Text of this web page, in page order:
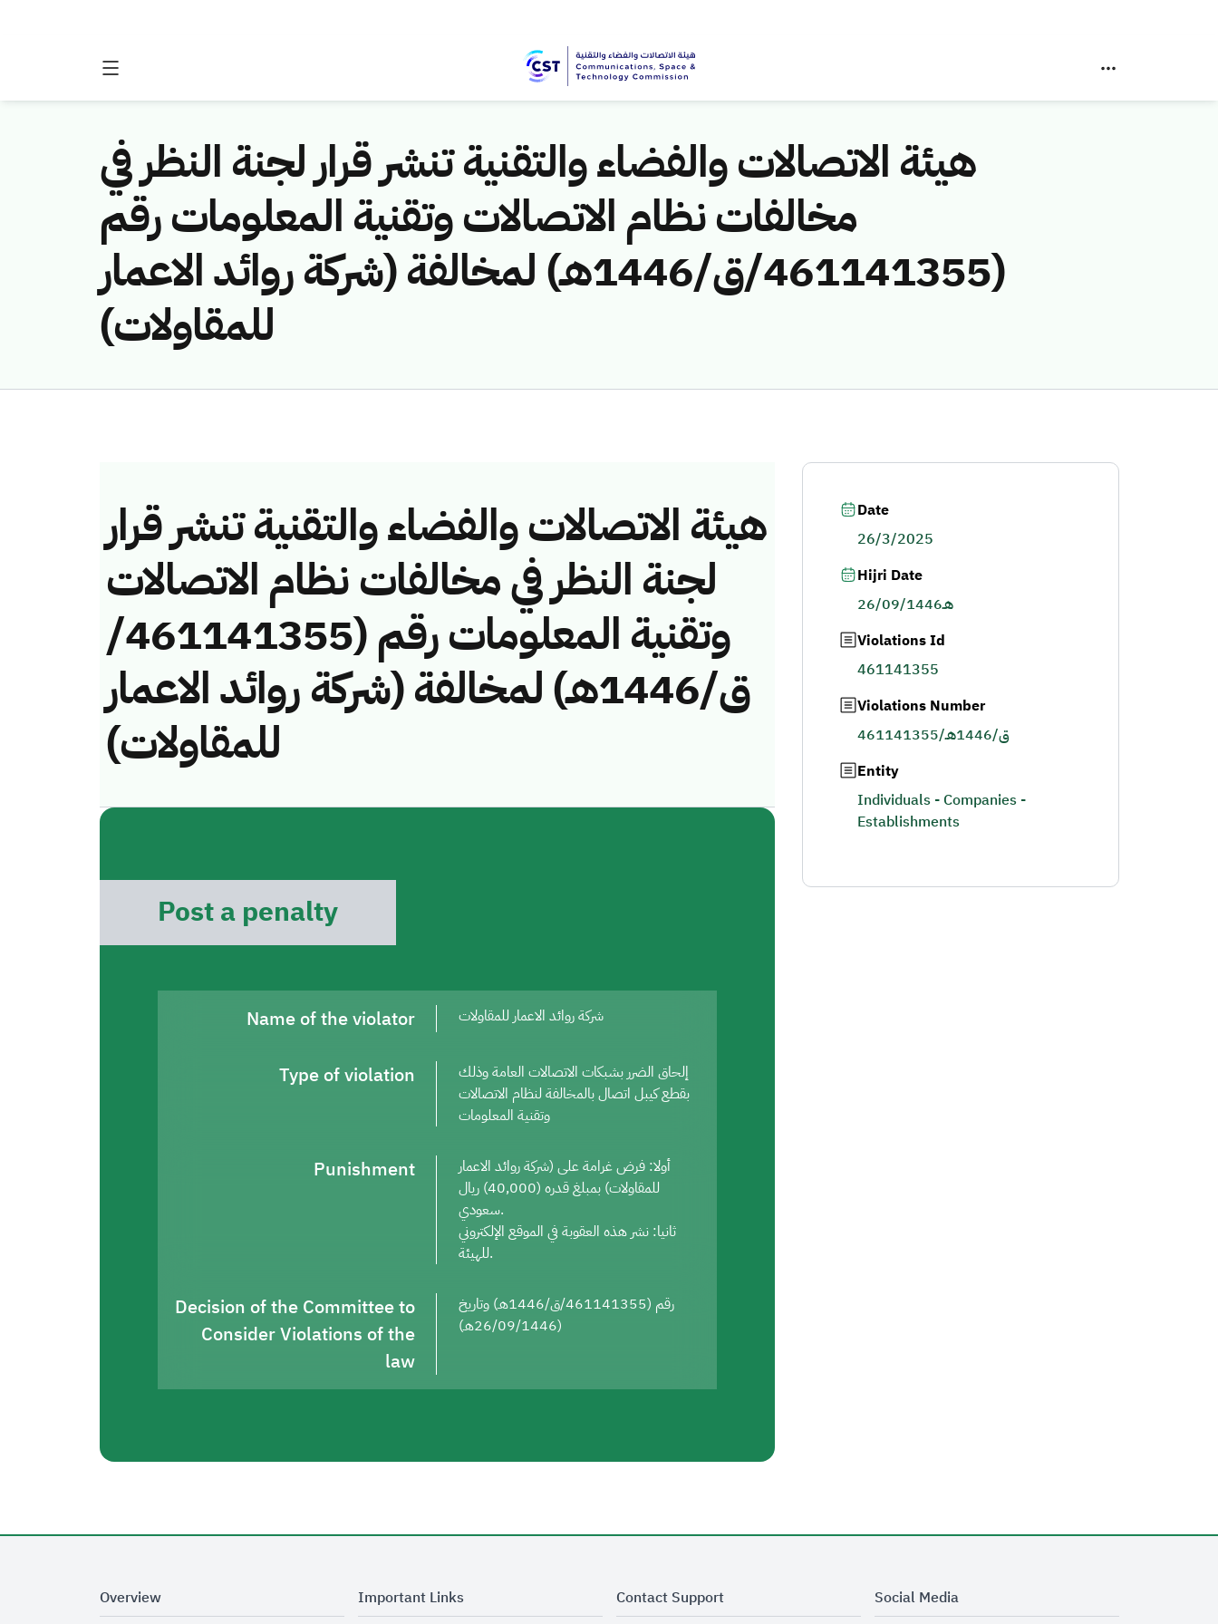
هيئة الاتصالات والفضاء والتقنية تنشر قرار لجنة النظر في
مخالفات نظام الاتصالات وتقنية المعلومات رقم
(461141355/ق/1446هـ) لمخالفة (شركة روائد الاعمار
للمقاولات)
هيئة الاتصالات والفضاء والتقنية تنشر قرار
لجنة النظر في مخالفات نظام الاتصالات
وتقنية المعلومات رقم (461141355/
ق/1446هـ) لمخالفة (شركة روائد الاعمار
للمقاولات)
Post a penalty
Name of the violator شركة روائد الاعمار للمقاولات
Type of violation
إلحاق الضرر بشبكات الاتصالات العامة وذلك
بقطع كيبل اتصال بالمخالفة لنظام الاتصالات
وتقنية المعلومات
Punishment
أولا: فرض غرامة على (شركة روائد الاعمار
للمقاولات) بمبلغ قدره (40,000) ريال
سعودي.
ثانيا: نشر هذه العقوبة في الموقع الإلكتروني
للهيئة.
Decision of the Committee to
Consider Violations of the
law
رقم (461141355/ق/1446هـ) وتاريخ
(26/09/1446هـ)
Date
26/3/2025
Hijri Date
26/09/1446هـ
Violations Id
461141355
Violations Number
461141355/ق/1446هـ
Entity
Individuals - Companies -
Establishments
Overview Important Links Contact Support Social Media